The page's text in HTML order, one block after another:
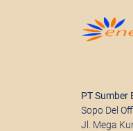
PT Sumber
Sopo Del
Jl. Mega